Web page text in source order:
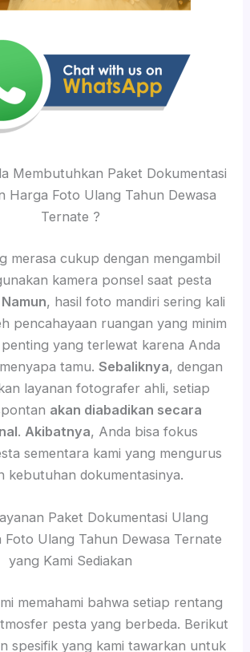
Membutuhkan Paket Dokumentasi
Harga Foto Ulang Tahun Dewasa
Ternate ?
merasa cukup dengan mengambil
kamera ponsel saat pesta
Namun, hasil foto mandiri sering kali
pencahayaan ruangan yang minim
yang terlewat karena Anda
tamu. Sebaliknya, dengan
layanan fotografer ahli, setiap
akan diabadikan secara
. Akibatnya, Anda bisa fokus
sementara kami yang mengurus
kebutuhan dokumentasinya.
Paket Dokumentasi Ulang
Foto Ulang Tahun Dewasa Ternate
yang Kami Sediakan
memahami bahwa setiap rentang
pesta yang berbeda. Berikut
spesifik yang kami tawarkan untuk